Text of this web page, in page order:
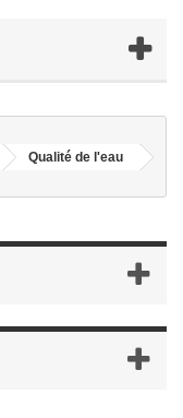
Qualité de l'eau